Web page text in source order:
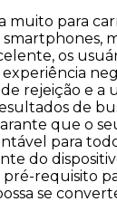
muito para
os
rejeição e a
de
que o
para
do
pré-requisito
se